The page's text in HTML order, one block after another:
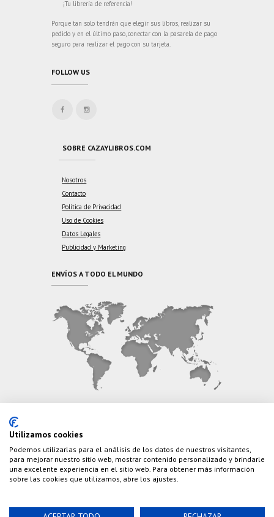
¡Tu librería de referencia!
Porque tan solo tendrán que elegir sus libros, realizar su
pedido y en el último paso, conectar con la pasarela de pago
seguro para realizar el pago con su tarjeta.
FOLLOW US
SOBRE CAZAYLIBROS.COM
Nosotros
Contacto
Política de Privacidad
Uso de Cookies
Datos Legales
Publicidad y Marketing
ENVÍOS A TODO EL MUNDO
Teléfono: (+34) 626 495 499
E-Mail: info@cazaylibros.com
Utilizamos cookies
Podemos utilizarlas para el análisis de los datos de nuestros visitantes,
para mejorar nuestro sitio web, mostrar contenido personalizado y brindarle
una excelente experiencia en el sitio web. Para obtener más información
sobre las cookies que utilizamos, abre los ajustes.